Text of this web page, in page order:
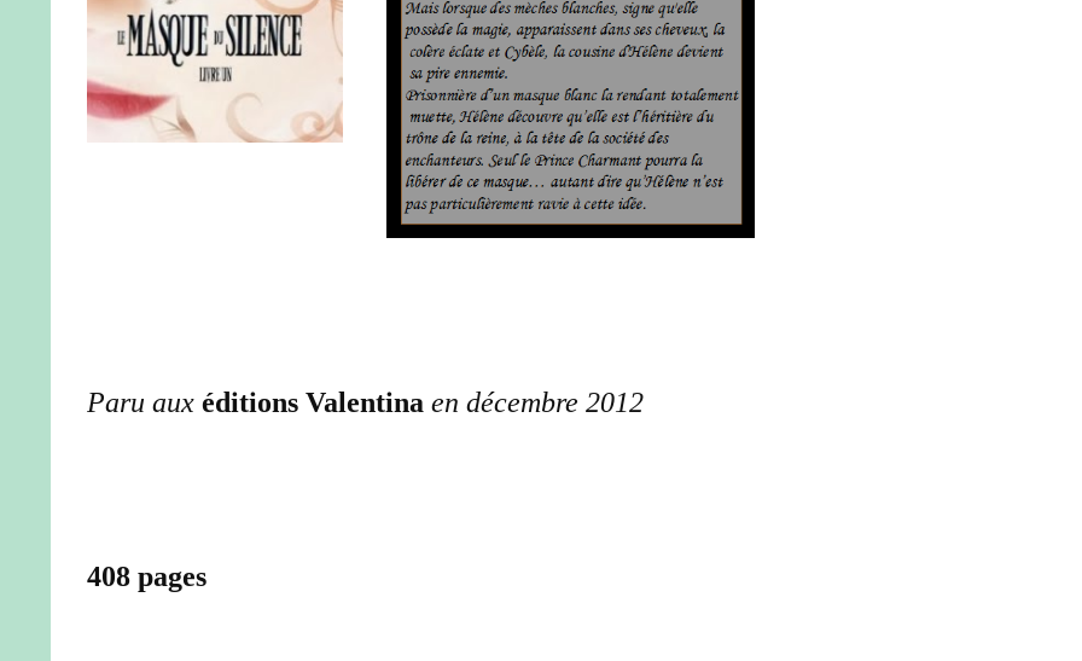
Paru aux éditions Valentina en décembre 2012
408 pages